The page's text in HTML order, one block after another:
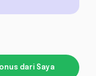
dari Saya